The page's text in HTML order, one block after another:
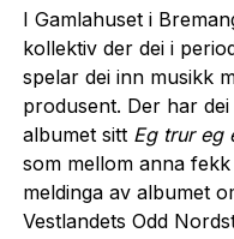
I Gamlahuset i
kollektiv der dei i
spelar dei inn musikk
produsent. Der har
albumet sitt Eg trur eg
som mellom anna
meldinga av albumet
Vestlandets Odd